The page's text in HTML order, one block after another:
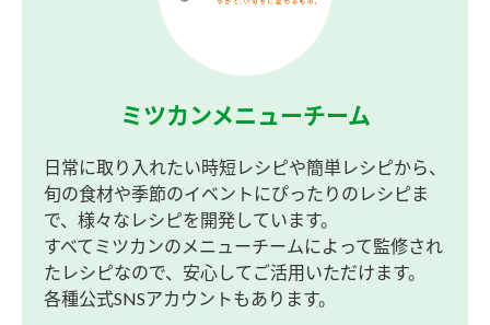
ミツカンメニューチーム
日常に取り入れたい時短レシピや簡単レシピから、
旬の食材や季節のイベントにぴったりのレシピま
で、様々なレシピを開発しています。
すべてミツカンのメニューチームによって監修され
たレシピなので、安心してご活用いただけます。
各種公式SNSアカウントもあります。